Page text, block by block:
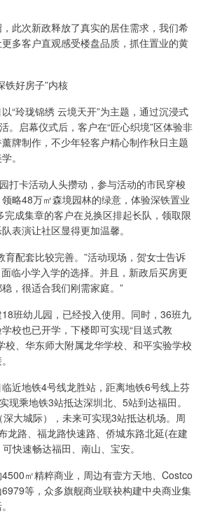
此次新政释放了真实的居住需求，我们希
多客户直观感受楼盘品质，抓住置业的黄
铁好房子”内核
“玲珑锦绣 云境天开”为主题，通过沉浸式
。启幕仪式后，客户在“匠心织境”区体验非
牌制作，不少年轻客户精心制作秋日主题
。
打卡活动人头攒动，参与活动的市民穿梭
略48万㎡森境园林的绿意，体验深铁置业
完成集章的客户在兑换区排起长队，领取限
表演让社区显得更加温馨。
育配套比较完善。”活动现场，贺女士告诉
临小学入学的选择。并且，新政后买房更
，很适合我们刚需家庭。”
班幼儿园，已经投入使用。同时，36班九
校也已开学，下楼即可实现“目送式教
校、华东师大附属龙华学校、和平实验学校
近地铁4号线龙胜站，距离地铁6号线上芬
现乘地铁3站抵达深圳北、5站到达福田。
大城际），未来可实现3站抵达机场。周
龙路、福龙路快速路、侨城东路北延(在建
快速畅达福田、南山、宝安。
㎡精粹商业，周边有壹方天地、Costco
等，众多旗舰商业联袂构建中央商业集